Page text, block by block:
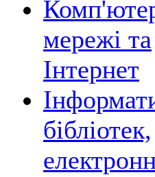
мережі та
Інтернет
бібліотек,